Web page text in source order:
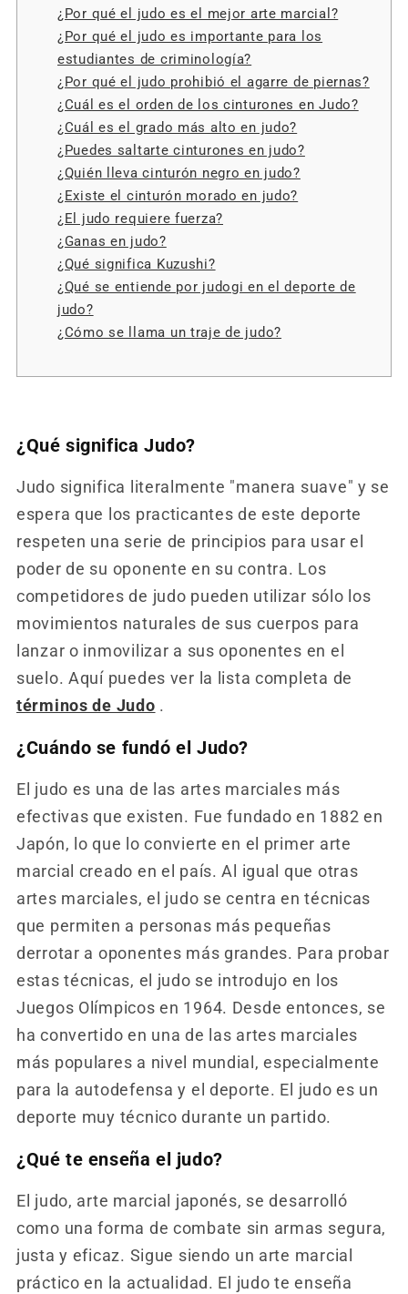
¿Por qué el judo es el mejor arte marcial?
¿Por qué el judo es importante para los
estudiantes de criminología?
¿Por qué el judo prohibió el agarre de piernas?
¿Cuál es el orden de los cinturones en Judo?
¿Cuál es el grado más alto en judo?
¿Puedes saltarte cinturones en judo?
¿Quién lleva cinturón negro en judo?
¿Existe el cinturón morado en judo?
¿El judo requiere fuerza?
¿Ganas en judo?
¿Qué significa Kuzushi?
¿Qué se entiende por judogi en el deporte de
judo?
¿Cómo se llama un traje de judo?
¿Qué significa Judo?
Judo significa literalmente "manera suave" y se
espera que los practicantes de este deporte
respeten una serie de principios para usar el
poder de su oponente en su contra. Los
competidores de judo pueden utilizar sólo los
movimientos naturales de sus cuerpos para
lanzar o inmovilizar a sus oponentes en el
suelo. Aquí puedes ver la lista completa de
términos de Judo .
¿Cuándo se fundó el Judo?
El judo es una de las artes marciales más
efectivas que existen. Fue fundado en 1882 en
Japón, lo que lo convierte en el primer arte
marcial creado en el país. Al igual que otras
artes marciales, el judo se centra en técnicas
que permiten a personas más pequeñas
derrotar a oponentes más grandes. Para probar
estas técnicas, el judo se introdujo en los
Juegos Olímpicos en 1964. Desde entonces, se
ha convertido en una de las artes marciales
más populares a nivel mundial, especialmente
para la autodefensa y el deporte. El judo es un
deporte muy técnico durante un partido.
¿Qué te enseña el judo?
El judo, arte marcial japonés, se desarrolló
como una forma de combate sin armas segura,
justa y eficaz. Sigue siendo un arte marcial
práctico en la actualidad. El judo te enseña